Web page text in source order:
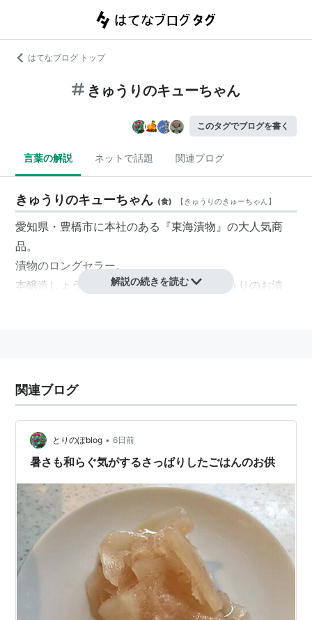
はてなブログ トップ
きゅうりのキューちゃん
このタグでブログを書く
言葉の解説 ネットで話題 関連ブログ
きゅうりのキューちゃん (食) 【きゅうりのきゅーちゃん】
愛知県・豊橋市に本社のある『東海漬物』の大人気商
品。
漬物のロングセラー。
本醸造しょう油を使用した香り豊かなきゅうりのお漬
解説の続きを読む
関連ブログ
とりのぽblog • 6日前
暑さも和らぐ気がするさっぱりしたごはんのお供